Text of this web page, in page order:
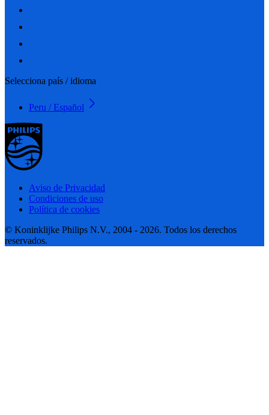
Selecciona país / idioma
Peru / Español
Aviso de Privacidad
Condiciones de uso
Política de cookies
© Koninklijke Philips N.V., 2004 - 2026. Todos los derechos
reservados.